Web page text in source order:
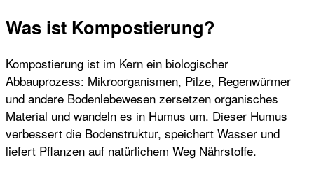
Was ist Kompostierung?
Kompostierung ist im Kern ein biologischer
Abbauprozess: Mikroorganismen, Pilze, Regenwürmer
und andere Bodenlebewesen zersetzen organisches
Material und wandeln es in Humus um. Dieser Humus
verbessert die Bodenstruktur, speichert Wasser und
liefert Pflanzen auf natürlichem Weg Nährstoffe.